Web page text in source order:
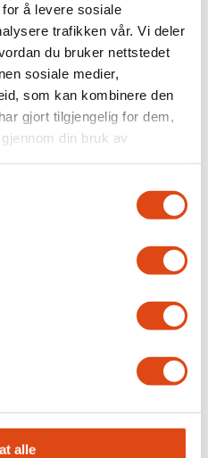
å levere sosiale
trafikken vår. Vi deler
du bruker nettstedet
sosiale medier,
som kan kombinere den
gjort tilgjengelig for dem,
din bruk av
alle
kan få fire
for unge
– Vi